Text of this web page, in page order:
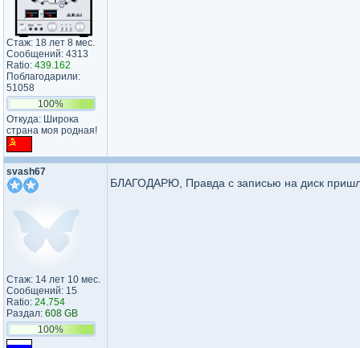
Стаж: 18 лет 8 мес.
Сообщений: 4313
Ratio: 439.162
Поблагодарили:
51058
100%
Откуда: Широка
страна моя родная!
svash67
Стаж: 14 лет 10 мес.
Сообщений: 15
Ratio: 24.754
Раздал: 608 GB
100%
БЛАГОДАРЮ, Правда с записью на диск